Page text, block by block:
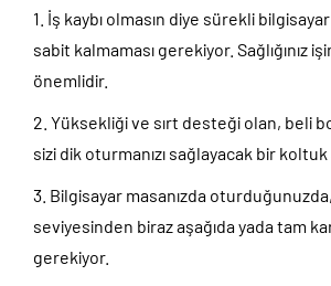
İş kaybı olmasın diye sürekli bilgisayar
sabit kalmaması gerekiyor. Sağlığınız
önemlidir.
Yüksekliği ve sırt desteği olan, beli
sizi dik oturmanızı sağlayacak bir koltuk
Bilgisayar masanızda
seviyesinden biraz aşağıda yada tam
gerekiyor.